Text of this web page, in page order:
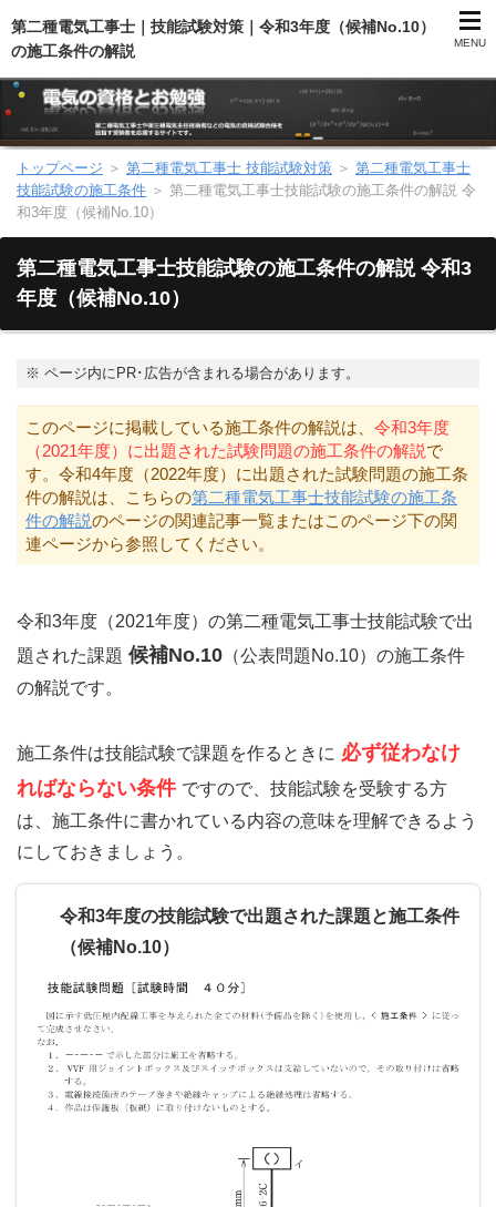
第二種電気工事士｜技能試験対策｜令和3年度（候補No.10）
の施工条件の解説
MENU
第二種電気工事士（総合）
第二種電気工事士（技能試験）
電気のお勉強
電気数学のお勉強
トップページ ＞ 第二種電気工事士 技能試験対策 ＞ 第二種電気工事士
技能試験の施工条件 ＞ 第二種電気工事士技能試験の施工条件の解説 令
和3年度（候補No.10）
第二種電気工事士技能試験の施工条件の解説 令和3
年度（候補No.10）
※ ページ内にPR･広告が含まれる場合があります。
このページに掲載している施工条件の解説は、 令和3年度
（2021年度）に出題された試験問題の施工条件の解説で
す。令和4年度（2022年度）に出題された試験問題の施工条
件の解説は、こちらの第二種電気工事士技能試験の施工条
件の解説のページの関連記事一覧またはこのページ下の関
連ページから参照してください。
令和3年度（2021年度）の第二種電気工事士技能試験で出
題された課題 候補No.10 （公表問題No.10）の施工条件
の解説です。
施工条件は技能試験で課題を作るときに 必ず従わなけ
ればならない条件 ですので、技能試験を受験する方
は、施工条件に書かれている内容の意味を理解できるよう
にしておきましょう。
令和3年度の技能試験で出題された課題と施工条件
（候補No.10）